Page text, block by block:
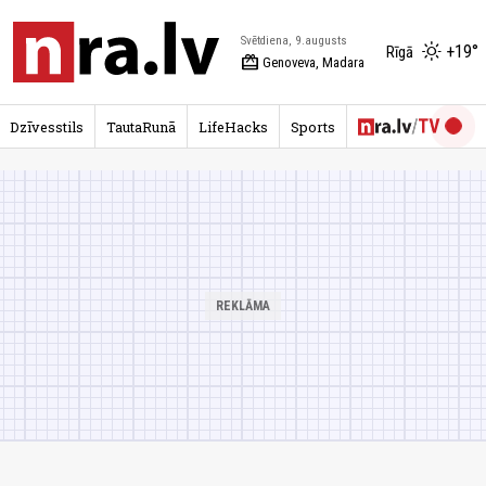
Svētdiena, 9.augusts
redeem Genoveva, Madara
Rīgā +19°
Dzīvesstils TautaRunā LifeHacks Sports